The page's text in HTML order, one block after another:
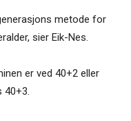
metode for
sier Eik-Nes.
er ved 40+2 eller
40+3.